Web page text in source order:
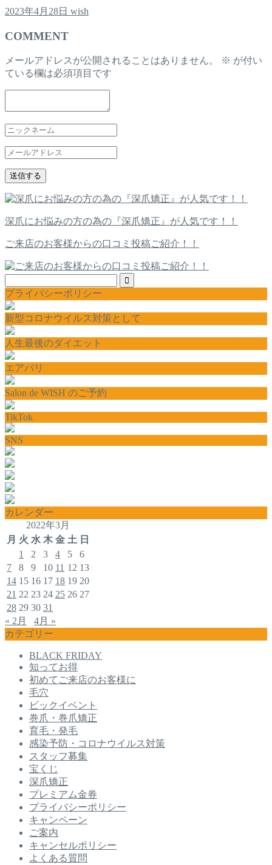
2023年4月28日 wish
COMMENT
メールアドレスが公開されることはありません。 ※ が付い
ている欄は必須項目です
深爪にお悩みの方の為の『深爪矯正』が人気です！！
ご来店のお客様からの口コミ投稿ご紹介！！
プライバシーポリシー
新型コロナウイルス対策として
人生最後のダイエット
エアバリ
Salon de WISH のご予約
TikTok
SNS
カレンダー
2022年3月
月 火 水 木 金 土 日
1
2 3 4 5
6
7
8 9 10 11 12 13
14 15 16 17 18 19 20
21 22 23 24 25 26 27
28 29 30 31
« 2月
4月 »
カテゴリー
BLACK FRIDAY
知ってお得
初めてご来店のお客様に
毛穴
ビックイベント
巻爪・巻爪矯正
育毛・発毛
感染予防・コロナウイルス対策
スタッフ募集
宝くじ
深爪矯正
プレミアム金券
プライバシーポリシー
キャンペーン
ご案内
キャンセルポリシー
よくある質問